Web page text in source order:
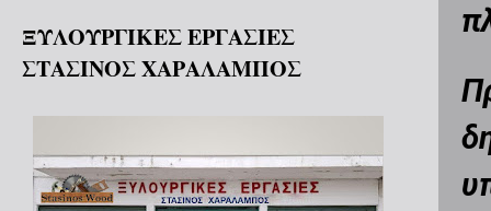
ΞΥΛΟΥΡΓΙΚΕΣ ΕΡΓΑΣΙΕΣ
ΣΤΑΣΙΝΟΣ ΧΑΡΑΛΑΜΠΟΣ